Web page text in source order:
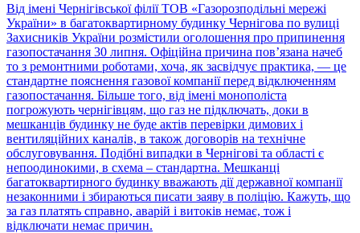
Від імені Чернігівської філії ТОВ «Газорозподільні мережі
України» в багатоквартирному будинку Чернігова по вулиці
Захисників України розмістили оголошення про припинення
газопостачання 30 липня. Офіційна причина пов’язана начеб
то з ремонтними роботами, хоча, як засвідчує практика, — це
стандартне пояснення газової компанії перед відключенням
газопостачання. Більше того, від імені монополіста
погрожують чернігівцям, що газ не підключать, доки в
мешканців будинку не буде актів перевірки димових і
вентиляційних каналів, в також договорів на технічне
обслуговування. Подібні випадки в Чернігові та області є
непоодинокими, в схема – стандартна. Мешканці
багатоквартирного будинку вважають дії державної компанії
незаконними і збираються писати заяву в поліцію. Кажуть, що
за газ платять справно, аварій і витоків немає, тож і
відключати немає причин.